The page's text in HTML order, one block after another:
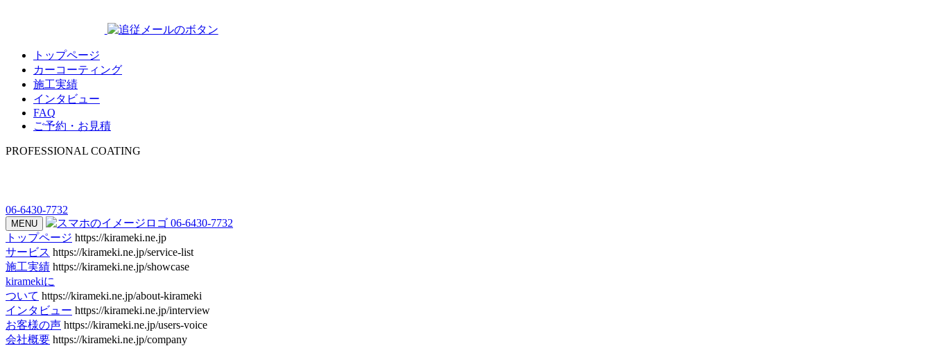
トップページ
カーコーティング
施工実績
インタビュー
FAQ
ご予約・お見積
PROFESSIONAL COATING
06-6430-7732
MENU
06-6430-7732
トップページ https://kirameki.ne.jp
サービス https://kirameki.ne.jp/service-list
施工実績 https://kirameki.ne.jp/showcase
kiramekiに
ついて https://kirameki.ne.jp/about-kirameki
インタビュー https://kirameki.ne.jp/interview
お客様の声 https://kirameki.ne.jp/users-voice
会社概要 https://kirameki.ne.jp/company